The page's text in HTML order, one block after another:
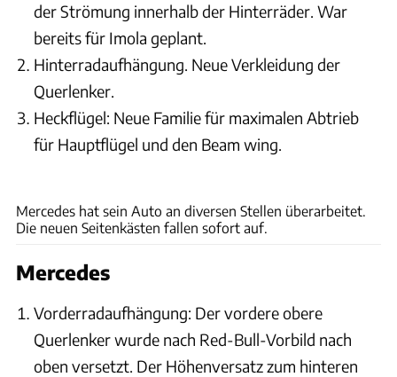
der Strömung innerhalb der Hinterräder. War
bereits für Imola geplant.
Hinterradaufhängung. Neue Verkleidung der
Querlenker.
Heckflügel: Neue Familie für maximalen Abtrieb
für Hauptflügel und den Beam wing.
Mercedes hat sein Auto an diversen Stellen überarbeitet.
Die neuen Seitenkästen fallen sofort auf.
Mercedes
Vorderradaufhängung: Der vordere obere
Querlenker wurde nach Red-Bull-Vorbild nach
oben versetzt. Der Höhenversatz zum hinteren